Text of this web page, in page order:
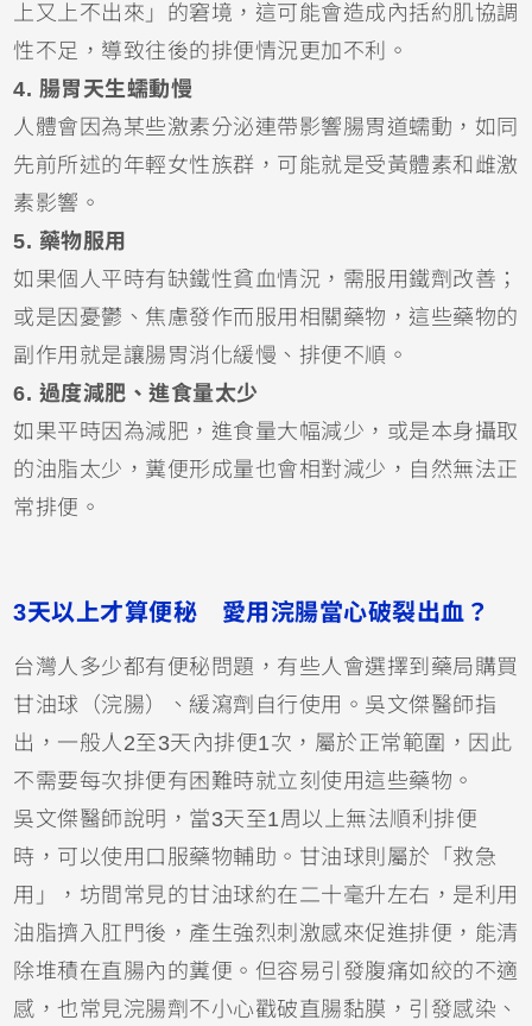
上又上不出來」的窘境，這可能會造成內括約肌協調
性不足，導致往後的排便情況更加不利。
4. 腸胃天生蠕動慢
人體會因為某些激素分泌連帶影響腸胃道蠕動，如同
先前所述的年輕女性族群，可能就是受黃體素和雌激
素影響。
5. 藥物服用
如果個人平時有缺鐵性貧血情況，需服用鐵劑改善；
或是因憂鬱、焦慮發作而服用相關藥物，這些藥物的
副作用就是讓腸胃消化緩慢、排便不順。
6. 過度減肥、進食量太少
如果平時因為減肥，進食量大幅減少，或是本身攝取
的油脂太少，糞便形成量也會相對減少，自然無法正
常排便。
3天以上才算便秘 愛用浣腸當心破裂出血？
台灣人多少都有便秘問題，有些人會選擇到藥局購買
甘油球（浣腸）、緩瀉劑自行使用。吳文傑醫師指
出，一般人2至3天內排便1次，屬於正常範圍，因此
不需要每次排便有困難時就立刻使用這些藥物。
吳文傑醫師說明，當3天至1周以上無法順利排便
時，可以使用口服藥物輔助。甘油球則屬於「救急
用」，坊間常見的甘油球約在二十毫升左右，是利用
油脂擠入肛門後，產生強烈刺激感來促進排便，能清
除堆積在直腸內的糞便。但容易引發腹痛如絞的不適
感，也常見浣腸劑不小心戳破直腸黏膜，引發感染、